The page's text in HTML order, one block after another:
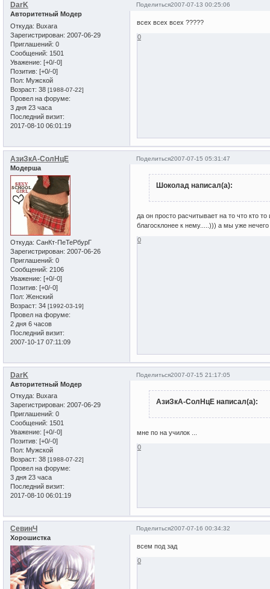
Поделиться2007-07-13 00:25:06
DarK
Авторитетный Модер
Откуда: Buxara
Зарегистрирован: 2007-06-29
Приглашений: 0
Сообщений: 1501
Уважение: [+0/-0]
Позитив: [+0/-0]
Пол: Мужской
Возраст: 38 [1988-07-22]
Провел на форуме:
3 дня 23 часа
Последний визит:
2017-08-10 06:01:19
всех всех всех ?????
0
Поделиться2007-07-15 05:31:47
АзиЗкА-СолНцЕ
Модерша
Откуда: СанКт-ПеТеРбурГ
Зарегистрирован: 2007-06-26
Приглашений: 0
Сообщений: 2106
Уважение: [+0/-0]
Позитив: [+0/-0]
Пол: Женский
Возраст: 34 [1992-03-19]
Провел на форуме:
2 дня 6 часов
Последний визит:
2007-10-17 07:11:09
Шоколад написал(а):
да он просто расчитывает на то что кто
благосклонее к нему.....))) а мы уже
0
Поделиться2007-07-15 21:17:05
DarK
Авторитетный Модер
Откуда: Buxara
Зарегистрирован: 2007-06-29
Приглашений: 0
Сообщений: 1501
Уважение: [+0/-0]
Позитив: [+0/-0]
Пол: Мужской
Возраст: 38 [1988-07-22]
Провел на форуме:
3 дня 23 часа
Последний визит:
2017-08-10 06:01:19
АзиЗкА-СолНцЕ написал(а):
мне по на училок ...
0
Поделиться2007-07-16 00:34:32
СевинЧ
Хорошистка
всем под зад
0